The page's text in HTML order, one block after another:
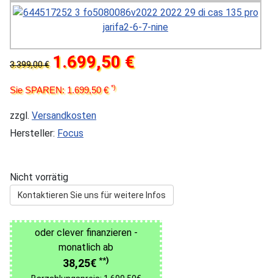
3.399,00 € 1.699,50 €
Sie SPAREN: 1.699,50 €*)
zzgl. Versandkosten
Hersteller: Focus
Nicht vorrätig
Kontaktieren Sie uns für weitere Infos
oder clever finanzieren -
monatlich ab
38,25€ **)